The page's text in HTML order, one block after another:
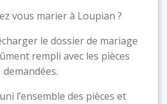
vous marier à Loupian ?
le dossier de mariage
rempli avec les pièces
demandées.
l’ensemble des pièces et